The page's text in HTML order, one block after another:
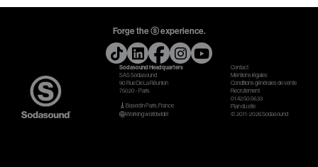
Producing
Music
Audiovisual
Post-Producing
Forge the ⓢ experience.
Sodasound Headquarters
SAS Sodasound
90 Rue De La Réunion
75020 - Paris
Based in Paris, France
Working worldwide!
Contact
Mentions légales
Conditions générales de vente
Recrutement
01.42.50.56.33
Plan du site
© 2011-2026 Sodasound